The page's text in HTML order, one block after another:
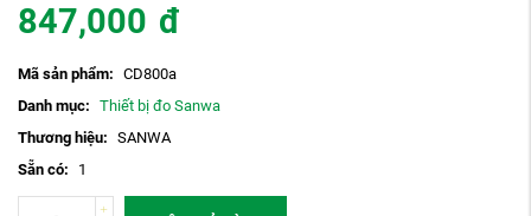
847,000 đ
Mã sản phẩm: CD800a
Danh mục: Thiết bị đo Sanwa
Thương hiệu: SANWA
Sẵn có:
1